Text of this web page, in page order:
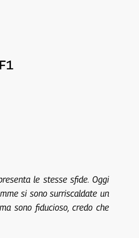
le stesse sfide. Oggi
si sono surriscaldate un
sono fiducioso, credo che